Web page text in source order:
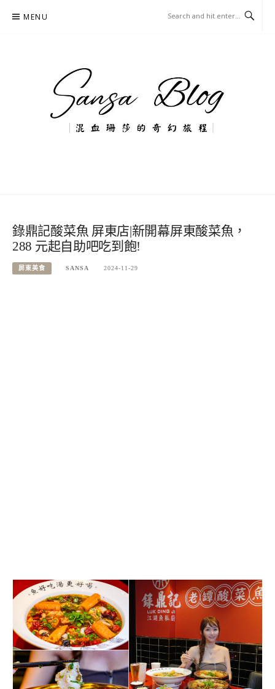
MENU
錄鼎記酸菜魚 屏東店|新開幕屏東酸菜魚，
288 元起自助吧吃到飽!
屏東美食 SANSA 2024-11-29